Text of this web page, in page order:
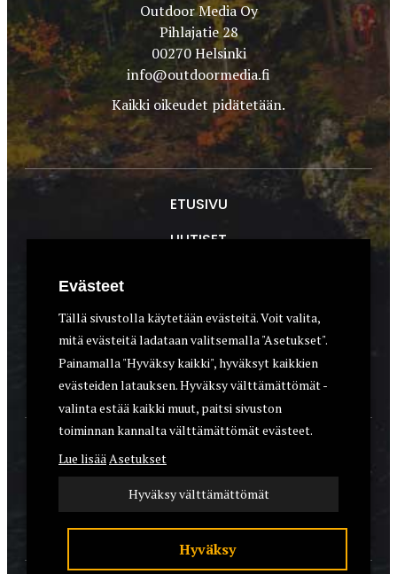
Outdoor Media Oy
Pihlajatie 28
00270 Helsinki
info@outdoormedia.fi
Kaikki oikeudet pidätetään.
ETUSIVU
UUTISET
ASEET & OPTIIKKA
VARUSTEET
KOIRAT
YHTEYSTIEDOT
REKISTERISELOSTE
EVÄSTEET
Evästeet
Tällä sivustolla käytetään evästeitä. Voit valita,
mitä evästeitä ladataan valitsemalla "Asetukset".
Painamalla "Hyväksy kaikki", hyväksyt kaikkien
evästeiden latauksen. Hyväksy välttämättömät -
valinta estää kaikki muut, paitsi sivuston
toiminnan kannalta välttämättömät evästeet.
Lue lisääAsetukset
Hyväksy välttämättömät
Hyväksy